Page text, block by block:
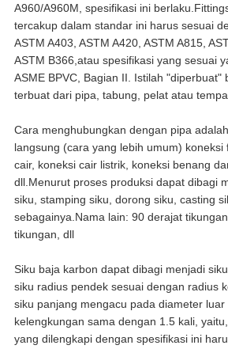
A960/A960M, spesifikasi ini
tercakup dalam standar ini harus sesuai
ASTM A403, ASTM A420, ASTM A815,
ASTM B366,atau spesifikasi yang sesuai
ASME BPVC, Bagian II. Istilah "diperbuat"
terbuat dari pipa, tabung, pelat atau
Cara menghubungkan dengan pipa
langsung (cara yang lebih umum) koneksi
cair, koneksi cair listrik, koneksi benang
dll.Menurut proses produksi dapat dibagi
siku, stamping siku, dorong siku, casting
sebagainya.Nama lain: 90 derajat
tikungan, dll
Siku baja karbon dapat dibagi menjadi
siku radius pendek sesuai dengan radius
siku panjang mengacu pada diameter
kelengkungan sama dengan 1.5 kali,
yang dilengkapi dengan spesifikasi ini